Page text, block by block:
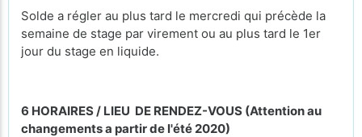
Solde a régler au plus tard le mercredi qui précède la
semaine de stage par virement ou au plus tard le 1er
jour du stage en liquide.
6 HORAIRES / LIEU DE RENDEZ-VOUS (Attention au
changements a partir de l'été 2020)